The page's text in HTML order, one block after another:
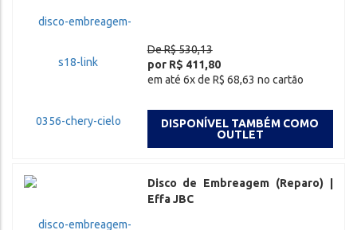
De R$ 530,13
por R$ 411,80
em até 6x de R$ 68,63 no cartão
DISPONÍVEL TAMBÉM COMO
OUTLET
Disco de Embreagem (Reparo) |
Effa JBC